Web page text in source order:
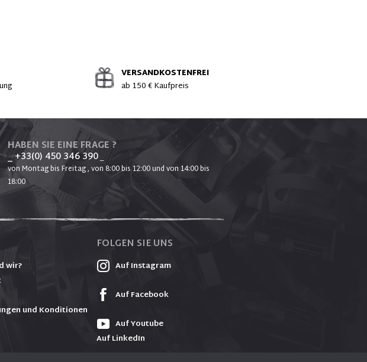
VERSANDKOSTENFREI
ab 150 € Kaufpreis
HABEN SIE EINE FRAGE ?
_ +33(0) 450 346 390_
von Montag bis Freitag , von 8:00 bis 12:00 und von 14:00 bis
18:00
wir?
und Konditionen
FOLGEN SIE UNS
Auf Instagram
Auf Facebook
Auf Youtube
Auf LinkedIn